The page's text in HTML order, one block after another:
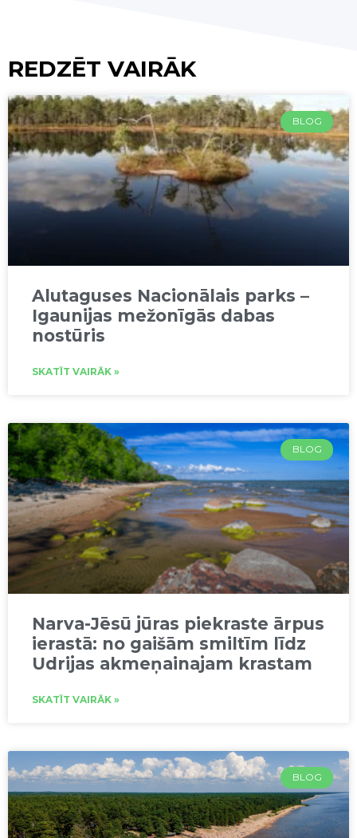
REDZĒT VAIRĀK
BLOG
Alutaguses Nacionālais parks –
Igaunijas mežonīgās dabas
nostūris
SKATĪT VAIRĀK »
BLOG
Narva-Jēsū jūras piekraste ārpus
ierastā: no gaišām smiltīm līdz
Udrijas akmeņainajam krastam
SKATĪT VAIRĀK »
BLOG